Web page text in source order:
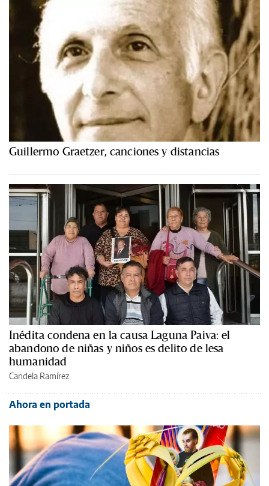
Guillermo Graetzer, canciones y distancias
Inédita condena en la causa Laguna Paiva: el
abandono de niñas y niños es delito de lesa
humanidad
Candela Ramírez
Ahora en portada